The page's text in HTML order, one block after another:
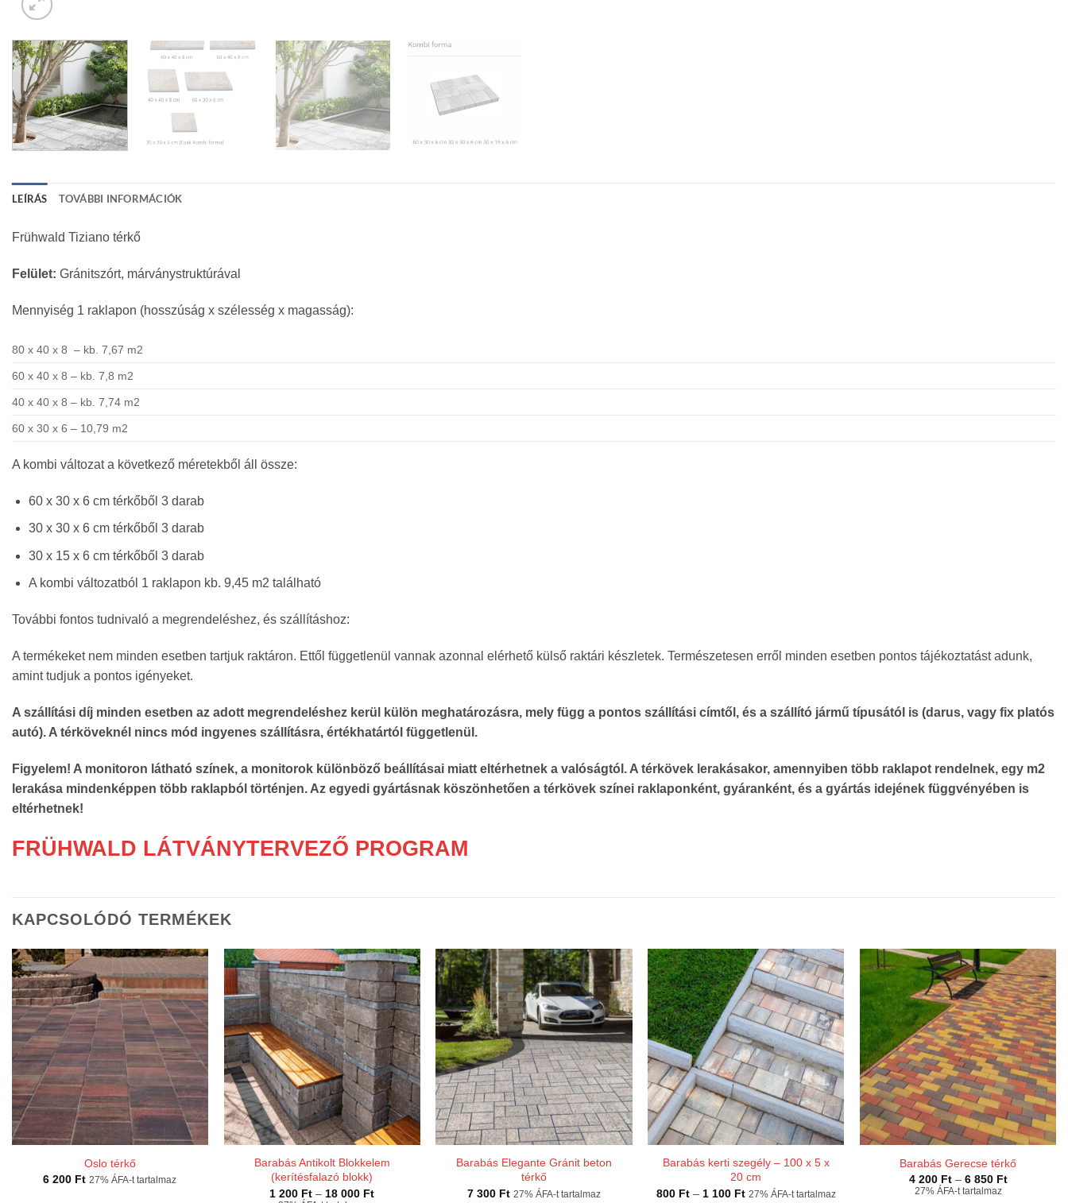
LEÍRÁS TOVÁBBI INFORMÁCIÓK
Frühwald Tiziano térkő
Felület: Gránitszórt, márványstruktúrával
Mennyiség 1 raklapon (hosszúság x szélesség x magasság):
80 x 40 x 8 – kb. 7,67 m2
60 x 40 x 8 – kb. 7,8 m2
40 x 40 x 8 – kb. 7,74 m2
60 x 30 x 6 – 10,79 m2
A kombi változat a következő méretekből áll össze:
60 x 30 x 6 cm térkőből 3 darab
30 x 30 x 6 cm térkőből 3 darab
30 x 15 x 6 cm térkőből 3 darab
A kombi változatból 1 raklapon kb. 9,45 m2 található
További fontos tudnivaló a megrendeléshez, és szállításhoz:
A termékeket nem minden esetben tartjuk raktáron. Ettől függetlenül vannak azonnal elérhető külső raktári készletek. Természetesen erről minden esetben pontos tájékoztatást adunk,
amint tudjuk a pontos igényeket.
A szállítási díj minden esetben az adott megrendeléshez kerül külön meghatározásra, mely függ a pontos szállítási címtől, és a szállító jármű típusától is (darus, vagy fix platós
autó). A térköveknél nincs mód ingyenes szállításra, értékhatártól függetlenül.
Figyelem! A monitoron látható színek, a monitorok különböző beállításai miatt eltérhetnek a valóságtól. A térkövek lerakásakor, amennyiben több raklapot rendelnek, egy m2
lerakása mindenképpen több raklapból történjen. Az egyedi gyártásnak köszönhetően a térkövek színei raklaponként, gyáranként, és a gyártás idejének függvényében is
eltérhetnek!
FRÜHWALD LÁTVÁNYTERVEZŐ PROGRAM
KAPCSOLÓDÓ TERMÉKEK
Oslo térkő
6 200 Ft 27% ÁFA-t tartalmaz
Barabás Antikolt Blokkelem
(kerítésfalazó blokk)
1 200 Ft – 18 000 FtÁrtartomány:
Barabás Elegante Gránit beton
térkő
7 300 Ft 27% ÁFA-t tartalmaz
Barabás kerti szegély – 100 x 5 x
20 cm
800 Ft – 1 100 FtÁrtartomány:
27% ÁFA-t tartalmaz
Barabás Gerecse térkő
4 200 Ft – 6 850 Ft
27% ÁFA-t tartalmaz